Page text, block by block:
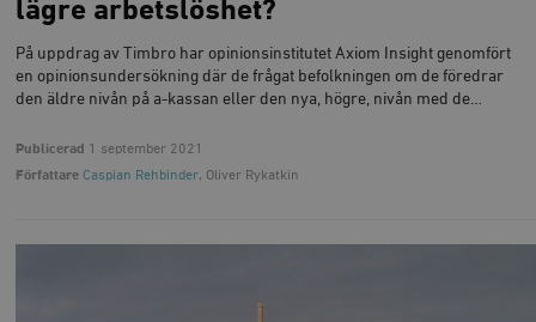
lägre arbetslöshet?
På uppdrag av Timbro har opinionsinstitutet Axiom Insight genomfört
en opinions­­undersökning där de frågat befolk­ningen om de föredrar
den äldre nivån på a-kassan eller den nya, högre, nivån med de…
Publicerad 1 september 2021
Författare Caspian Rehbinder, Oliver Rykatkin